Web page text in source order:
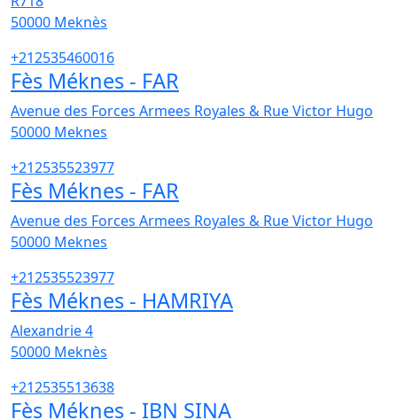
50000 Meknès
+212535460016
Fès Méknes - FAR
Avenue des Forces Armees Royales & Rue Victor Hugo
50000 Meknes
+212535523977
Fès Méknes - FAR
Avenue des Forces Armees Royales & Rue Victor Hugo
50000 Meknes
+212535523977
Fès Méknes - HAMRIYA
Alexandrie 4
50000 Meknès
+212535513638
Fès Méknes - IBN SINA